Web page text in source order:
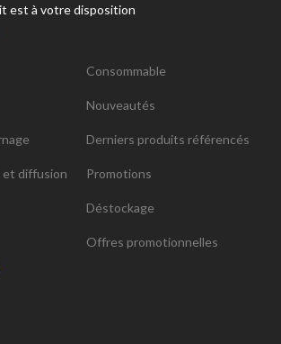
est à votre disposition
et diffusion
Consommable
Nouveautés
Derniers produits référencés
Promotions
Déstockage
Offres promotionnelles